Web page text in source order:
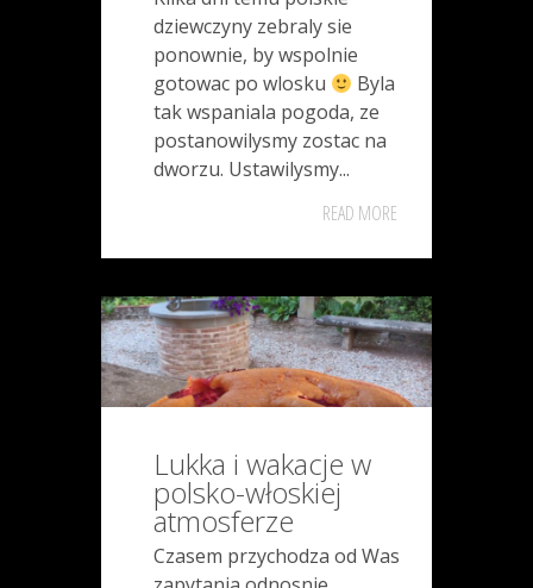
dziewczyny zebraly sie
ponownie, by wspolnie
gotowac po wlosku
Byla
tak wspaniala pogoda, ze
postanowilysmy zostac na
dworzu. Ustawilysmy...
READ MORE
Lukka i wakacje w
polsko-włoskiej
atmosferze
Czasem przychodza od Was